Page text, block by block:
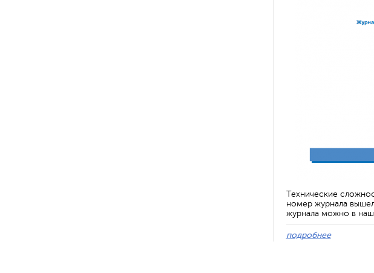
Технические
номер журнала
журнала можно в
подробнее